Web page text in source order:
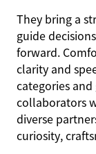
They bring a
guide
forward.
clarity and
categories and
collaborators
diverse
curiosity,